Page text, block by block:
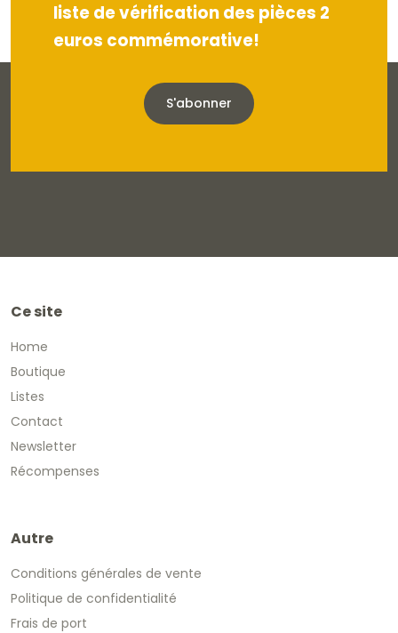
liste de vérification des pièces 2
euros commémorative!
S'abonner
Ce site
Home
Boutique
Listes
Contact
Newsletter
Récompenses
Autre
Conditions générales de vente
Politique de confidentialité
Frais de port